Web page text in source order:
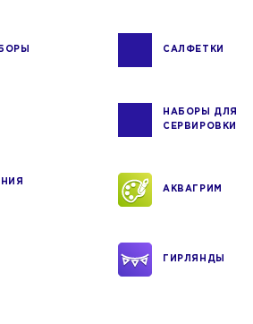
САЛФЕТКИ
НАБОРЫ ДЛЯ
СЕРВИРОВКИ
АКВАГРИМ
ГИРЛЯНДЫ